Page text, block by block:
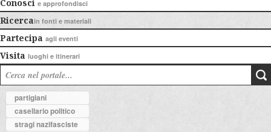
Conosci e approfondisci
Ricercain fonti e materiali
Partecipa agli eventi
Visita luoghi e itinerari
partigiani
casellario politico
stragi nazifasciste